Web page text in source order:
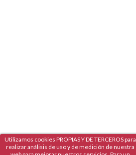
Utilizamos cookies PROPIAS Y DE TERCEROS para
realizar análisis de uso y de medición de nuestra